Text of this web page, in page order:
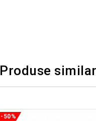
Produse
-50%